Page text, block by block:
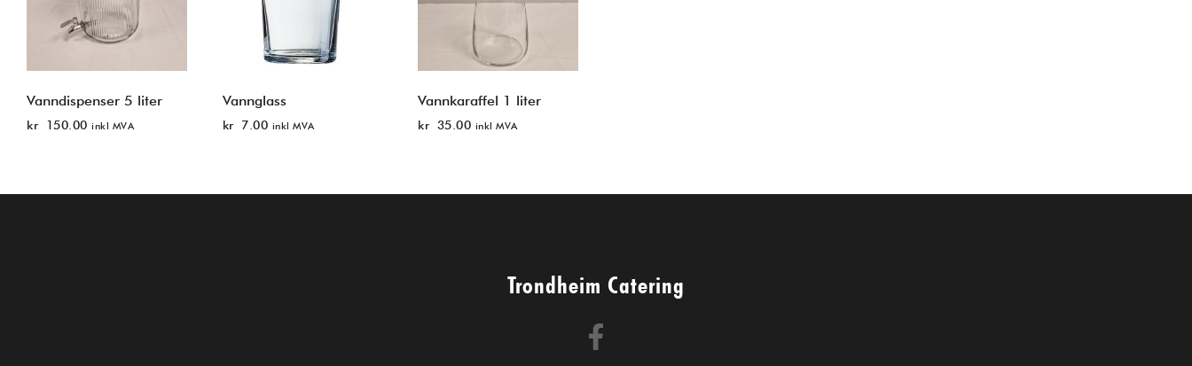
Vanndispenser 5 liter
kr150.00 inkl MVA
Vannglass
kr7.00 inkl MVA
Vannkaraffel 1 liter
kr35.00 inkl MVA
Trondheim Catering